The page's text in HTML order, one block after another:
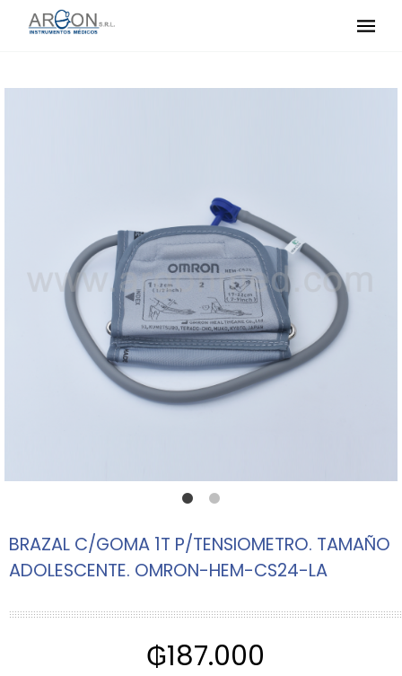
BRAZAL C/GOMA 1T P/TENSIOMETRO. TAMAÑO
ADOLESCENTE. OMRON-HEM-CS24-LA
₲187.000